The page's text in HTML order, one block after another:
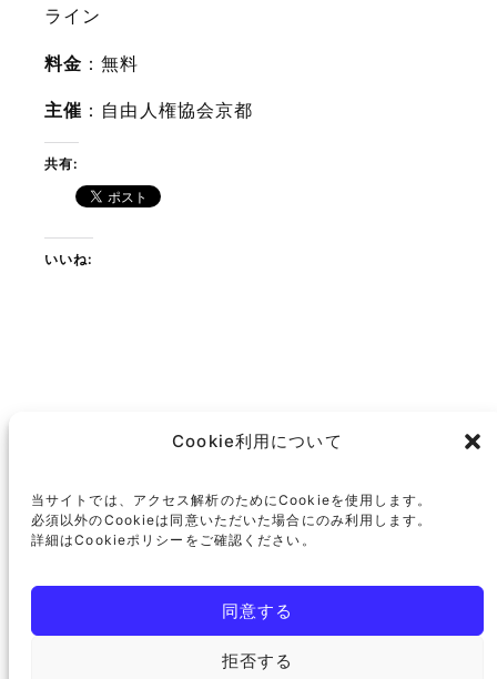
Cookie利用について
当サイトでは、アクセス解析のためにCookieを使用します。
必須以外のCookieは同意いただいた場合にのみ利用します。
詳細はCookieポリシーをご確認ください。
同意する
拒否する
ライン
料金 ：無料
主催 ：自由人権協会京都
共有:
いいね:
https://x.com/newsconsumerlaw?s=21
Facebook
住田浩史法律事務所
〒600-8423